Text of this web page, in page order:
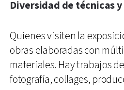
Diversidad de técnicas
Quienes visiten la
obras elaboradas con
materiales. Hay trabajos
fotografía, collages,